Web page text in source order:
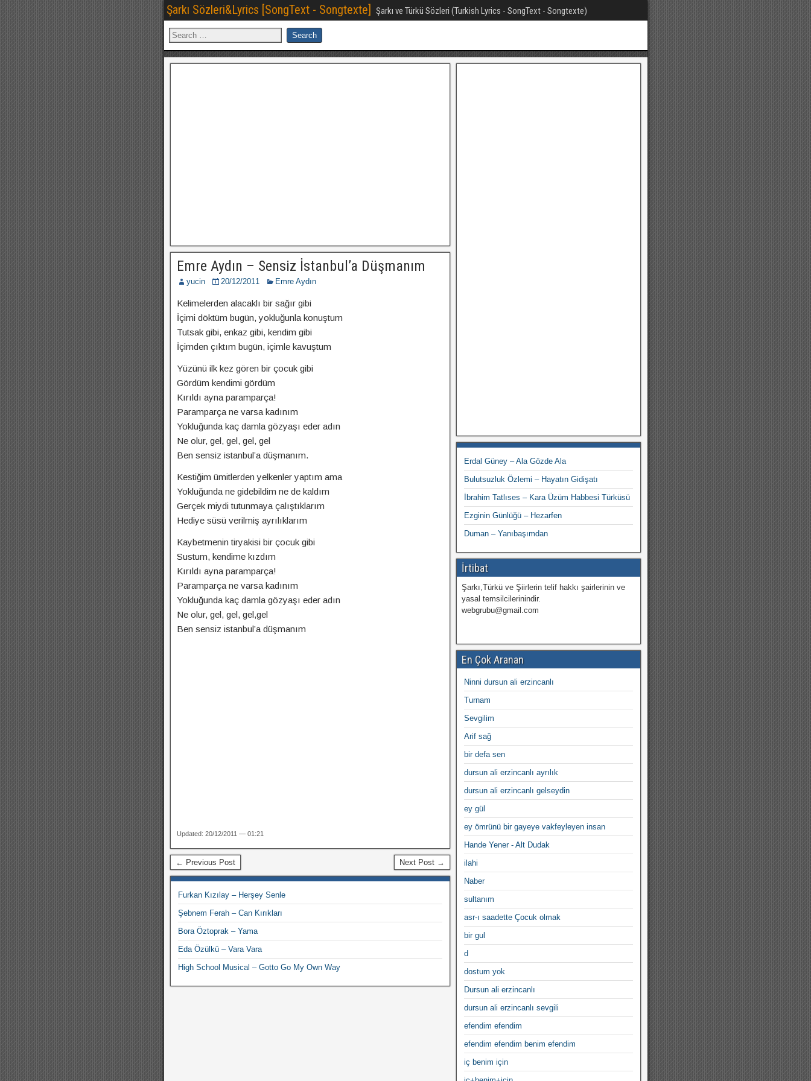
Şarkı Sözleri&Lyrics [SongText - Songtexte] Şarkı ve Türkü Sözleri (Turkish Lyrics - SongText - Songtexte)
Emre Aydın – Sensiz İstanbul’a Düşmanım
yucin 20/12/2011 Emre Aydın
Kelimelerden alacaklı bir sağır gibi
İçimi döktüm bugün, yokluğunla konuştum
Tutsak gibi, enkaz gibi, kendim gibi
İçimden çıktım bugün, içimle kavuştum
Yüzünü ilk kez gören bir çocuk gibi
Gördüm kendimi gördüm
Kırıldı ayna paramparça!
Paramparça ne varsa kadınım
Yokluğunda kaç damla gözyaşı eder adın
Ne olur, gel, gel, gel, gel
Ben sensiz istanbul’a düşmanım.
Kestiğim ümitlerden yelkenler yaptım ama
Yokluğunda ne gidebildim ne de kaldım
Gerçek miydi tutunmaya çalıştıklarım
Hediye süsü verilmiş ayrılıklarım
Kaybetmenin tiryakisi bir çocuk gibi
Sustum, kendime kızdım
Kırıldı ayna paramparça!
Paramparça ne varsa kadınım
Yokluğunda kaç damla gözyaşı eder adın
Ne olur, gel, gel, gel,gel
Ben sensiz istanbul’a düşmanım
Updated: 20/12/2011 — 01:21
← Previous Post Next Post →
Furkan Kızılay – Herşey Senle
Şebnem Ferah – Can Kırıkları
Bora Öztoprak – Yama
Eda Özülkü – Vara Vara
High School Musical – Gotto Go My Own Way
Erdal Güney – Ala Gözde Ala
Bulutsuzluk Özlemi – Hayatın Gidişatı
İbrahim Tatlıses – Kara Üzüm Habbesi Türküsü
Ezginin Günlüğü – Hezarfen
Duman – Yanıbaşımdan
İrtibat
Şarkı,Türkü ve Şiirlerin telif hakkı şairlerinin ve
yasal temsilcilerinindir.
webgrubu@gmail.com
En Çok Aranan
Ninni dursun ali erzincanlı
Turnam
Sevgilim
Arif sağ
bir defa sen
dursun ali erzincanlı ayrılık
dursun ali erzincanlı gelseydin
ey gül
ey ömrünü bir gayeye vakfeyleyen insan
Hande Yener - Alt Dudak
ilahi
Naber
sultanım
asr-ı saadette Çocuk olmak
bir gul
d
dostum yok
Dursun ali erzincanlı
dursun ali erzincanlı sevgili
efendim efendim
efendim efendim benim efendim
iç benim için